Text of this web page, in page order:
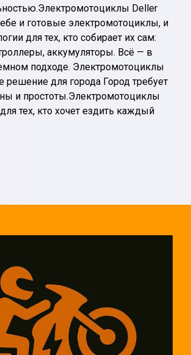
Deller
и готовые электромотоциклы, и
для тех, кто собирает их сам:
аккумуляторы. Всё — в
подходе. Электромотоциклы
решение для города Город требует
и простоты.Электромотоциклы
тех, кто хочет ездить каждый